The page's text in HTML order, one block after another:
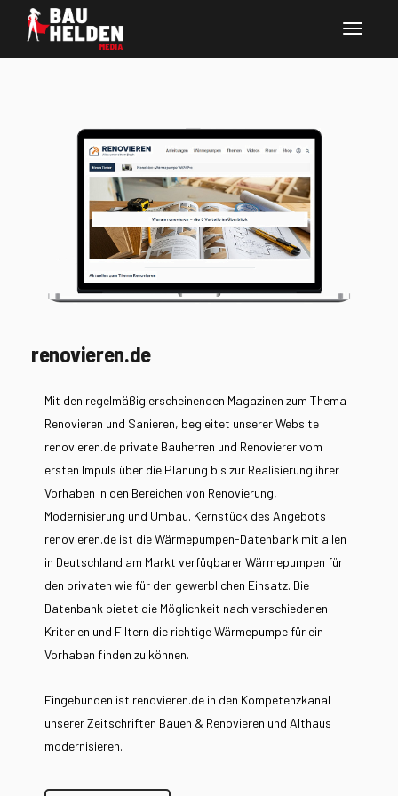
renovieren.de
Mit den regelmäßig erscheinenden Magazinen zum Thema
Renovieren und Sanieren, begleitet unserer Website
renovieren.de private Bauherren und Renovierer vom
ersten Impuls über die Planung bis zur Realisierung ihrer
Vorhaben in den Bereichen von Renovierung,
Modernisierung und Umbau. Kernstück des Angebots
renovieren.de ist die Wärmepumpen-Datenbank mit allen
in Deutschland am Markt verfügbarer Wärmepumpen für
den privaten wie für den gewerblichen Einsatz. Die
Datenbank bietet die Möglichkeit nach verschiedenen
Kriterien und Filtern die richtige Wärmepumpe für ein
Vorhaben finden zu können.
Eingebunden ist renovieren.de in den Kompetenzkanal
unserer Zeitschriften Bauen & Renovieren und Althaus
modernisieren.